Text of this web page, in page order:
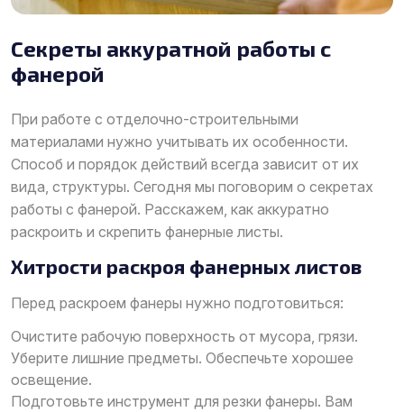
Секреты аккуратной работы с
фанерой
При работе с отделочно-строительными
материалами нужно учитывать их особенности.
Способ и порядок действий всегда зависит от их
вида, структуры. Сегодня мы поговорим о секретах
работы с фанерой. Расскажем, как аккуратно
раскроить и скрепить фанерные листы.
Хитрости раскроя фанерных листов
Перед раскроем фанеры нужно подготовиться:
Очистите рабочую поверхность от мусора, грязи.
Уберите лишние предметы. Обеспечьте хорошее
освещение.
Подготовьте инструмент для резки фанеры. Вам